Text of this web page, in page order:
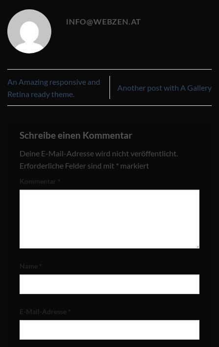
INFO@WEBZEN.AT
An Amazing responsive and
Retina ready theme.
Another post with A Gallery
Schreibe einen Kommentar
Deine E-Mail-Adresse wird nicht veröffentlicht.
Erforderliche Felder sind mit * markiert
Kommentar *
Name *
E-Mail-Adresse *